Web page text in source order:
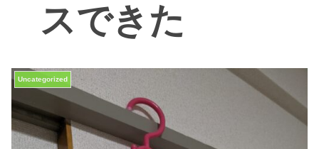
スできた
Uncategorized